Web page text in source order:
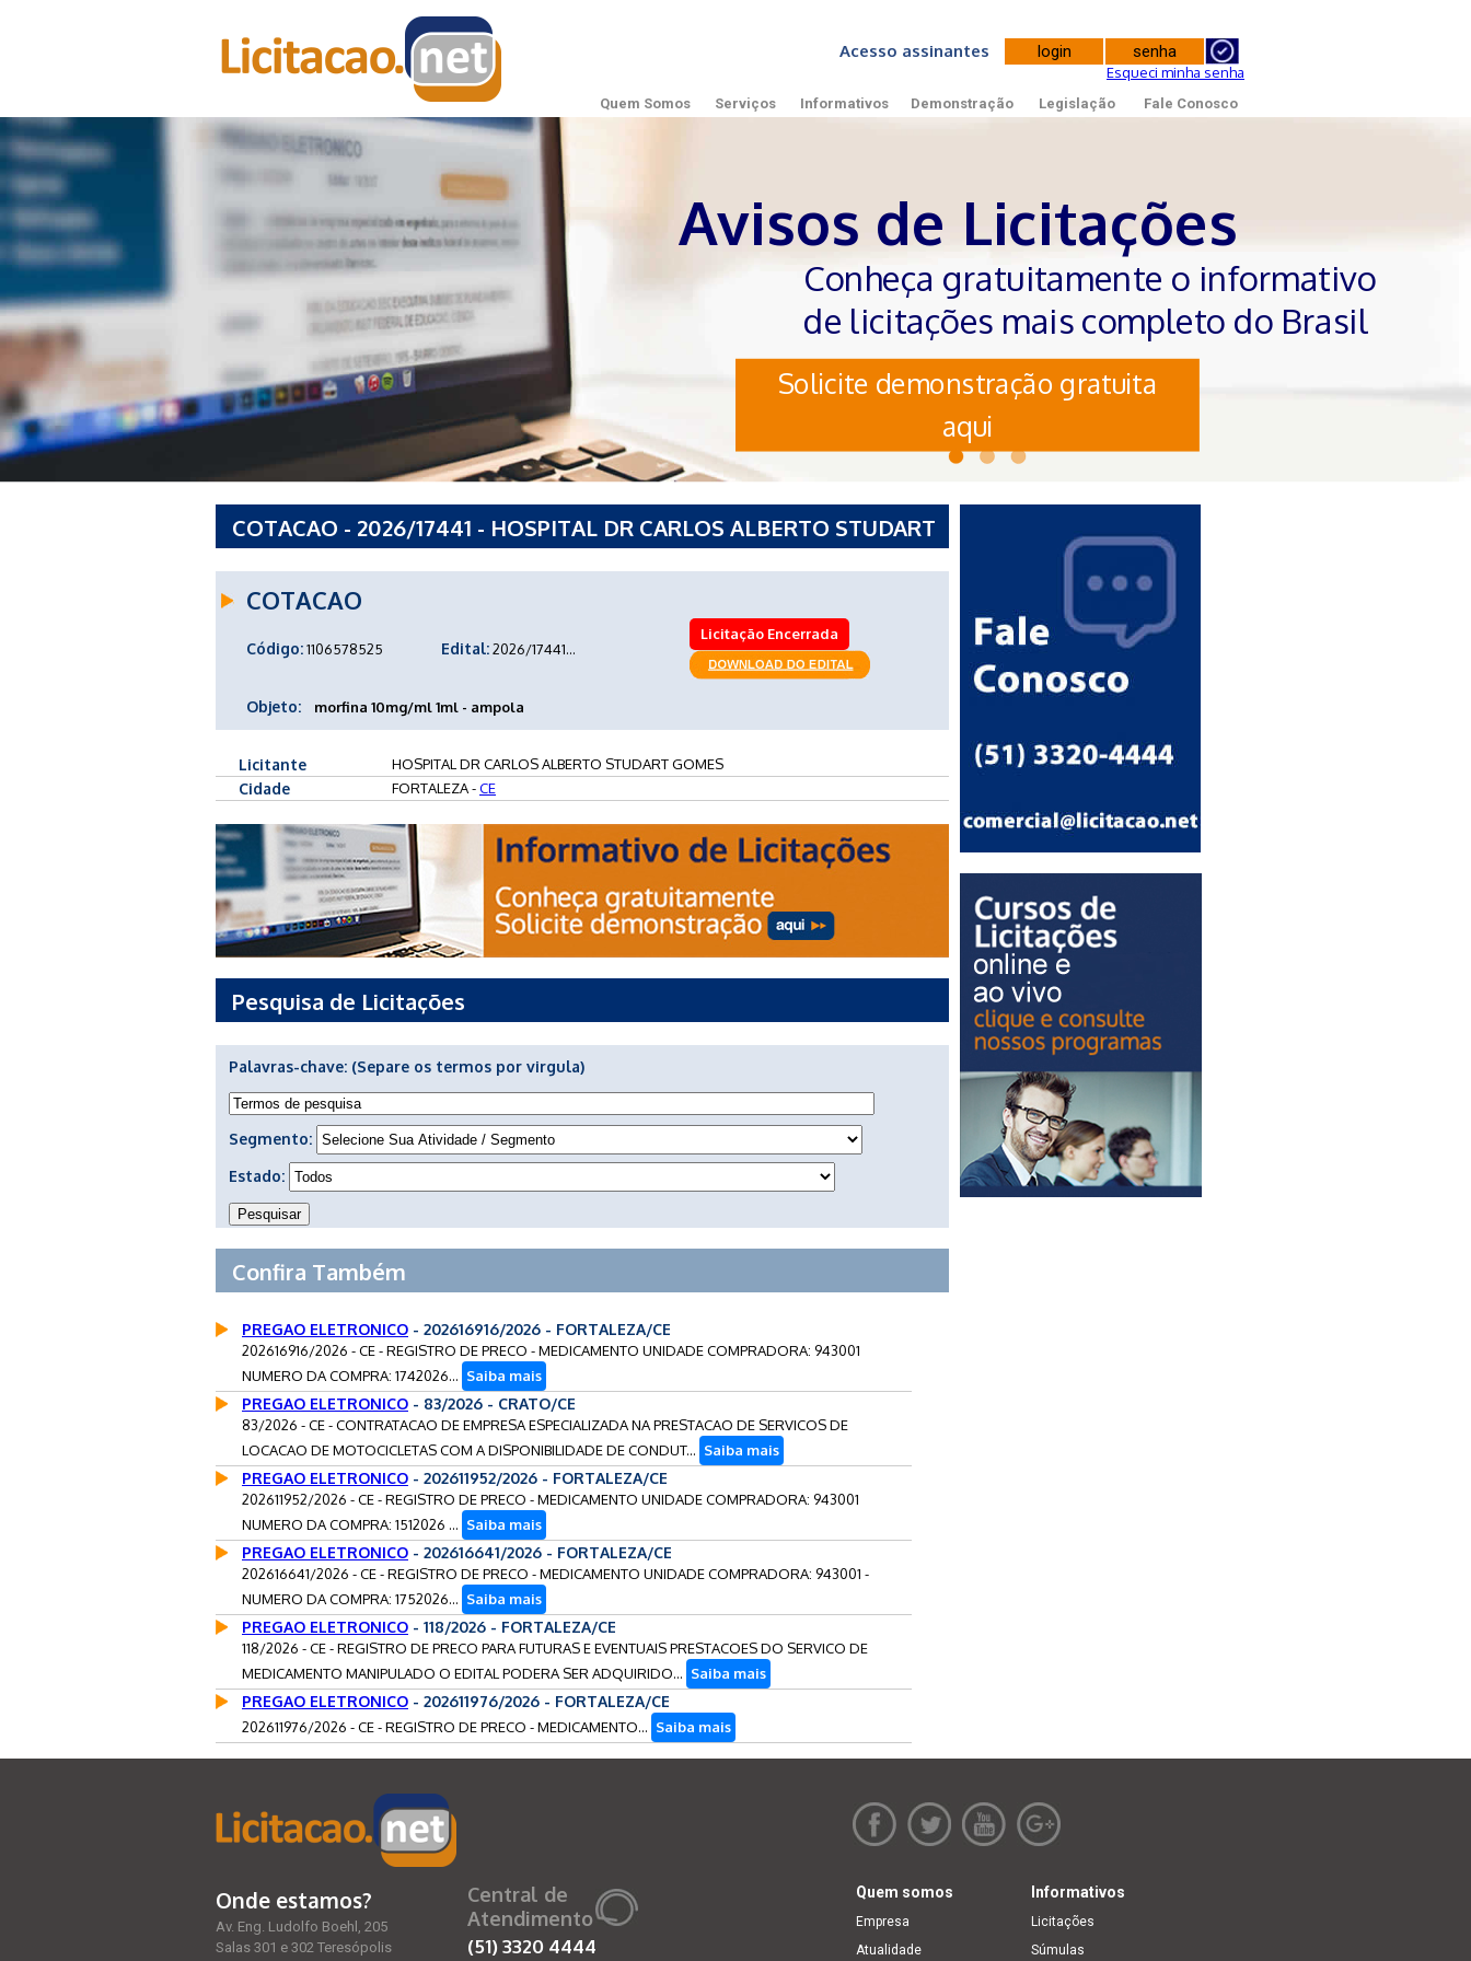
Acesso assinantes
Esqueci minha senha
Quem Somos Serviços Informativos Demonstração Legislação Fale Conosco
Avisos de Licitações
Conheça gratuitamente o informativo
de licitações mais completo do Brasil
Solicite demonstração gratuita
aqui
COTACAO - 2026/17441 - HOSPITAL DR CARLOS ALBERTO STUDART
COTACAO
Código:1106578525 Edital:2026/17441...
Licitação Encerrada
Objeto: morfina 10mg/ml 1ml - ampola
Licitante HOSPITAL DR CARLOS ALBERTO STUDART GOMES
Cidade FORTALEZA -CE
Pesquisa de Licitações
Palavras-chave: (Separe os termos por virgula)
Segmento:
Estado:
Confira Também
PREGAO ELETRONICO - 202616916/2026 - FORTALEZA/CE
202616916/2026 - CE - REGISTRO DE PRECO - MEDICAMENTO UNIDADE COMPRADORA: 943001
NUMERO DA COMPRA: 1742026... Saiba mais
PREGAO ELETRONICO - 83/2026 - CRATO/CE
83/2026 - CE - CONTRATACAO DE EMPRESA ESPECIALIZADA NA PRESTACAO DE SERVICOS DE
LOCACAO DE MOTOCICLETAS COM A DISPONIBILIDADE DE CONDUT... Saiba mais
PREGAO ELETRONICO - 202611952/2026 - FORTALEZA/CE
202611952/2026 - CE - REGISTRO DE PRECO - MEDICAMENTO UNIDADE COMPRADORA: 943001
NUMERO DA COMPRA: 1512026 ... Saiba mais
PREGAO ELETRONICO - 202616641/2026 - FORTALEZA/CE
202616641/2026 - CE - REGISTRO DE PRECO - MEDICAMENTO UNIDADE COMPRADORA: 943001 -
NUMERO DA COMPRA: 1752026... Saiba mais
PREGAO ELETRONICO - 118/2026 - FORTALEZA/CE
118/2026 - CE - REGISTRO DE PRECO PARA FUTURAS E EVENTUAIS PRESTACOES DO SERVICO DE
MEDICAMENTO MANIPULADO O EDITAL PODERA SER ADQUIRIDO... Saiba mais
PREGAO ELETRONICO - 202611976/2026 - FORTALEZA/CE
202611976/2026 - CE - REGISTRO DE PRECO - MEDICAMENTO... Saiba mais
Onde estamos?
Av. Eng. Ludolfo Boehl, 205
Salas 301 e 302 Teresópolis
Central de
Atendimento
(51)3320 4444
Quem somos
Empresa
Atualidade
Informativos
Licitações
Súmulas